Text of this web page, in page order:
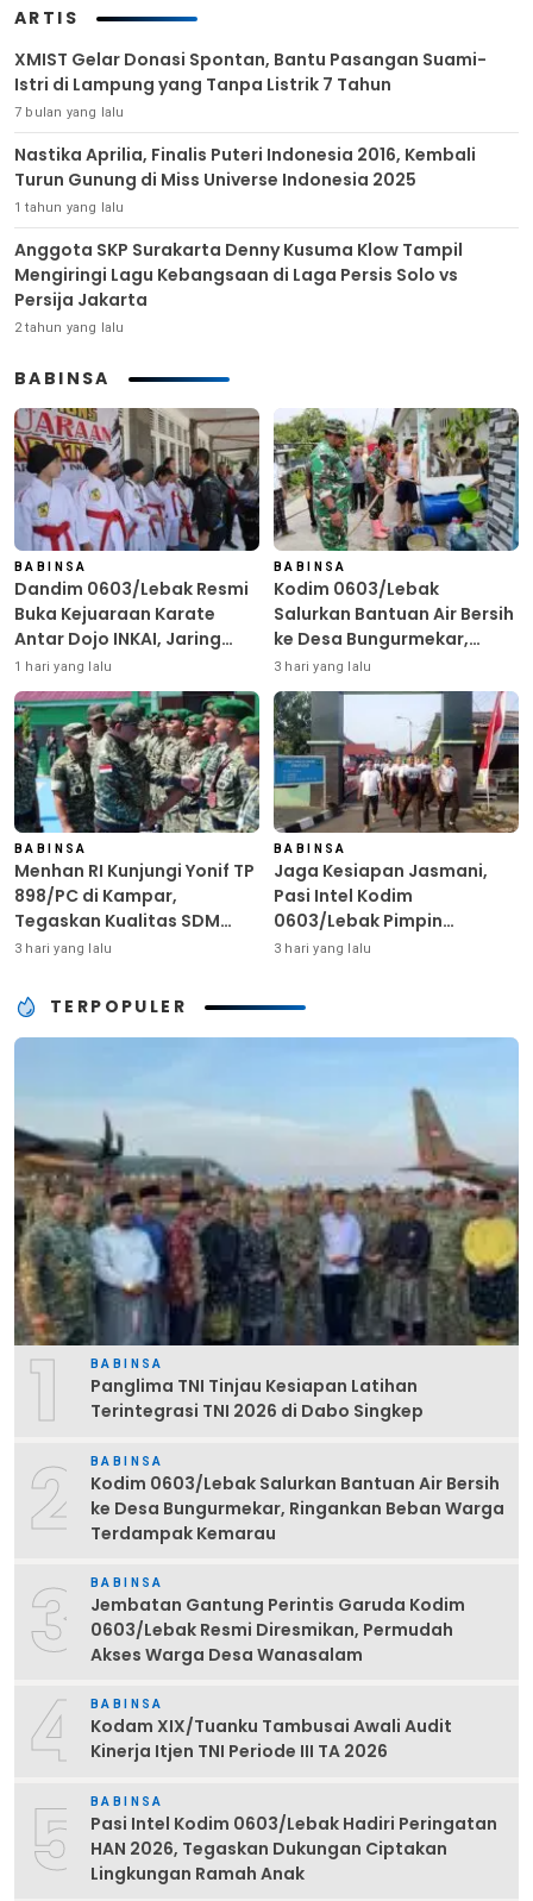
ARTIS
XMIST Gelar Donasi Spontan, Bantu Pasangan Suami-
Istri di Lampung yang Tanpa Listrik 7 Tahun
7 bulan yang lalu
Nastika Aprilia, Finalis Puteri Indonesia 2016, Kembali
Turun Gunung di Miss Universe Indonesia 2025
1 tahun yang lalu
Anggota SKP Surakarta Denny Kusuma Klow Tampil
Mengiringi Lagu Kebangsaan di Laga Persis Solo vs
Persija Jakarta
2 tahun yang lalu
BABINSA
BABINSA
Dandim 0603/Lebak Resmi
Buka Kejuaraan Karate
Antar Dojo INKAI, Jaring
Bibit Atlet Unggul Sambut
HUT ke-81 RI
1 hari yang lalu
BABINSA
Kodim 0603/Lebak
Salurkan Bantuan Air Bersih
ke Desa Bungurmekar,
Ringankan Beban Warga
Terdampak Kemarau
3 hari yang lalu
BABINSA
Menhan RI Kunjungi Yonif TP
898/PC di Kampar,
Tegaskan Kualitas SDM
Kunci Kekuatan TNI
3 hari yang lalu
BABINSA
Jaga Kesiapan Jasmani,
Pasi Intel Kodim
0603/Lebak Pimpin
Pembinaan Fisik Rutin
3 hari yang lalu
TERPOPULER
1 BABINSA
Panglima TNI Tinjau Kesiapan Latihan
Terintegrasi TNI 2026 di Dabo Singkep
2 BABINSA
Kodim 0603/Lebak Salurkan Bantuan Air Bersih
ke Desa Bungurmekar, Ringankan Beban Warga
Terdampak Kemarau
3 BABINSA
Jembatan Gantung Perintis Garuda Kodim
0603/Lebak Resmi Diresmikan, Permudah
Akses Warga Desa Wanasalam
4 BABINSA
Kodam XIX/Tuanku Tambusai Awali Audit
Kinerja Itjen TNI Periode III TA 2026
5 BABINSA
Pasi Intel Kodim 0603/Lebak Hadiri Peringatan
HAN 2026, Tegaskan Dukungan Ciptakan
Lingkungan Ramah Anak